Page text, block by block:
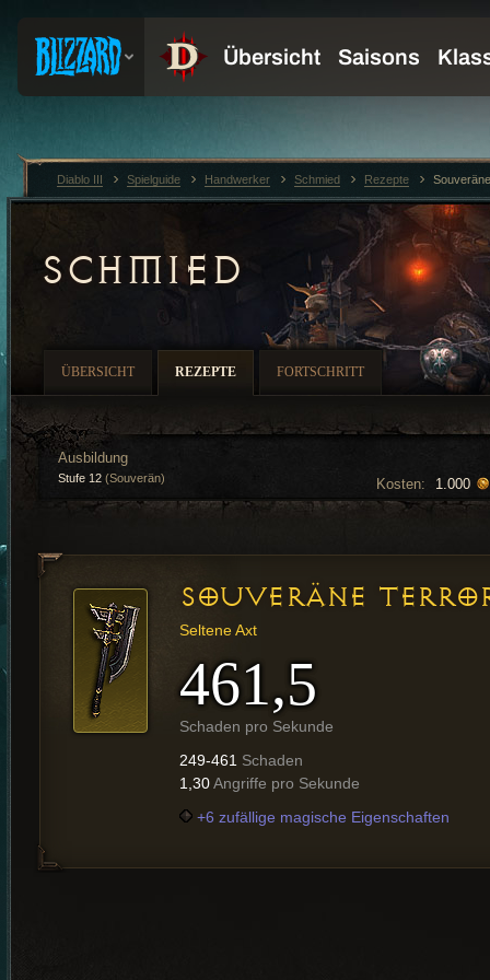
SCHMIED
ÜBERSICHT REZEPTE FORTSCHRITT
Kosten: 1.000
Ausbildung
Stufe 12 (Souverän)
SOUVERÄNE
Seltene Axt
461,5
Schaden pro Sekunde
249-461 Schaden
1,30Angriffe pro Sekunde
+6 zufällige magische Eigenschaften
Diablo III Spielguide Handwerker Schmied Rezepte